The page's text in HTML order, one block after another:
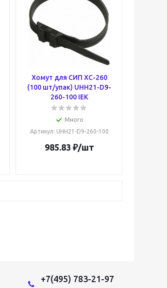
Хомут для СИП ХС-260
(100 шт/упак) UHH21-D9-
260-100 IEK
Много
Артикул: UHH21-D9-260-100
985.83 ₽/шт
+7(495) 783-21-97